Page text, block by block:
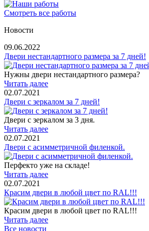
Смотреть все работы
Новости
09.06.2022
Двери нестандартного размера за 7 дней!
Нужны двери нестандартного размера?
Читать далее
02.07.2021
Двери с зеркалом за 7 дней!
Двери с зеркалом за 3 дня.
Читать далее
02.07.2021
Двери с асимметричной филенкой.
Перфекто уже на складе!
Читать далее
02.07.2021
Красим двери в любой цвет по RAL!!!
Красим двери в любой цвет по RAL!!!
Читать далее
Все новости